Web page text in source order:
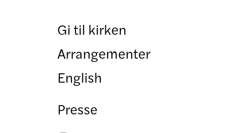
Gi til kirken
Arrangementer
English
Presse